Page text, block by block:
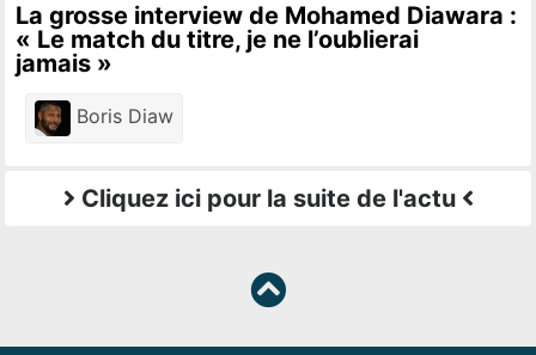
La grosse interview de Mohamed Diawara :
« Le match du titre, je ne l’oublierai
jamais »
Boris Diaw
Cliquez ici pour la suite de l'actu